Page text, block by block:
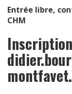
Entrée libre,
CHM